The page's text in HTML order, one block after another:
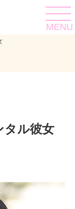
toggle
MENU
タル彼女